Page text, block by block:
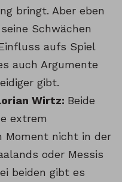
bringt. Aber eben
Schwächen
aufs Spiel
auch Argumente
gibt.
Wirtz: Beide
extrem
Moment nicht in der
oder Messis
beiden gibt es